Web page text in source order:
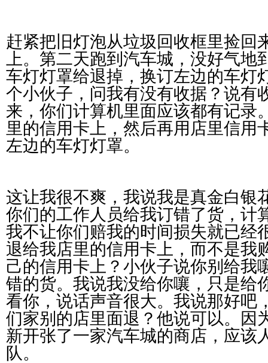
赶紧把旧灯泡从垃圾回收框里捡回
上。第二天跑到汽车城，没好气地
车灯灯罩给退掉，换订左边的车灯
个小伙子，问我有没有收据？说有
来，你们计算机里面应该都有记录
里的信用卡上，然后再用店里信用
左边的车灯灯罩。
这让我很不爽，我说我是真金白银
你们的工作人员给我订错了货，计
我不让你们赔我的时间损失就已经
退给我店里的信用卡上，而不是我
己的信用卡上？小伙子说你别给我
错的货。我说我没给你嚷，只是给
看你，说话声音很大。我说那好吧
们家别的店里面退？他说可以。因
新开张了一家汽车城的商店，应该
队。